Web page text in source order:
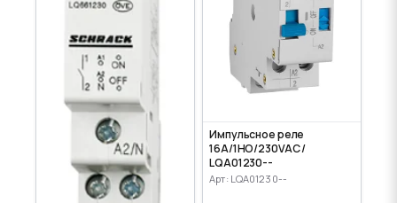
Импульсное реле
16А/1НО/230VAC /
LQA01230--
Арт: LQA01230--